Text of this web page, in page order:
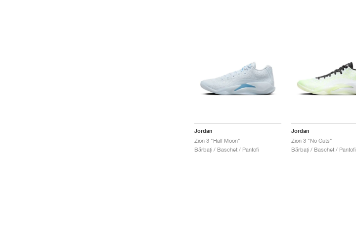
Jordan
Zion 3 "Half Moon"
Bărbați / Baschet / Pantofi
Jordan
Zion 3 "No Guts"
Bărbați / Baschet / Pantofi